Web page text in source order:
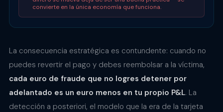
convierte en la única economía que funciona.
La consecuencia estratégica es contundente: cuando no
puedes revertir el pago y debes reembolsar a la víctima,
cada euro de fraude que no logres detener por
adelantado es un euro menos en tu propio P&L. La
detección a posteriori, el modelo que la era de la tarjeta